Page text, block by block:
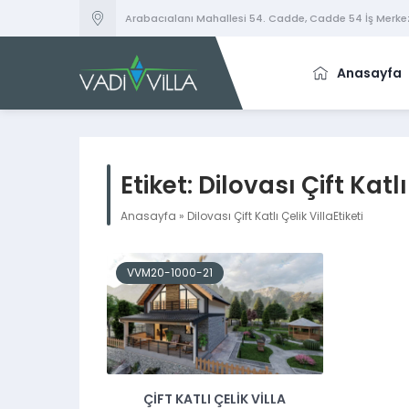
Arabacıalanı Mahallesi 54. Cadde, Cadde 54 İş
Anasayfa
Etiket: Dilovası Çift
Anasayfa » Dilovası Çift Katlı Çelik VillaEtiketi
VVM20-1000-21
ÇIFT KATLI ÇELIK VILLA